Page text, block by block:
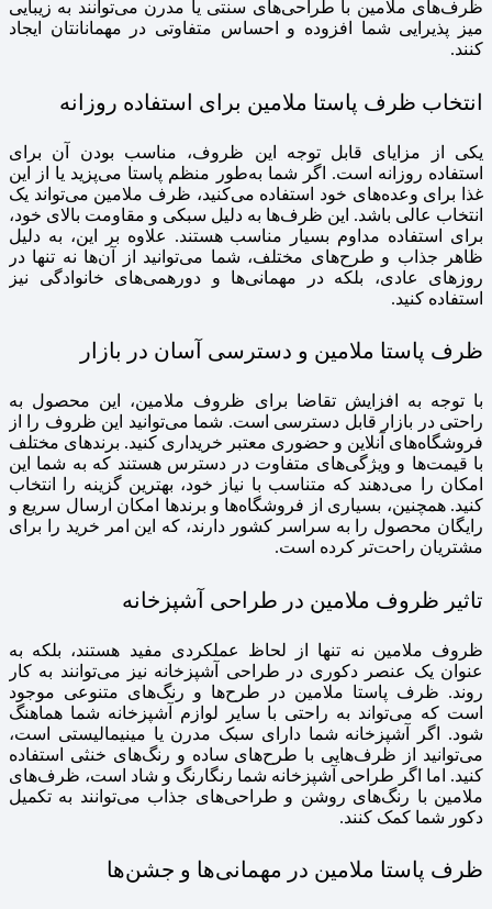
ظرف‌های ملامین با طراحی‌های سنتی یا مدرن می‌توانند به زیبایی
میز پذیرایی شما افزوده و احساس متفاوتی در مهمانانتان ایجاد
کنند.
انتخاب ظرف پاستا ملامین برای استفاده روزانه
یکی از مزایای قابل توجه این ظروف، مناسب بودن آن برای
استفاده روزانه است. اگر شما به‌طور منظم پاستا می‌پزید یا از این
غذا برای وعده‌های خود استفاده می‌کنید، ظرف ملامین می‌تواند یک
انتخاب عالی باشد. این ظرف‌ها به دلیل سبکی و مقاومت بالای خود،
برای استفاده مداوم بسیار مناسب هستند. علاوه بر این، به دلیل
ظاهر جذاب و طرح‌های مختلف، شما می‌توانید از آن‌ها نه تنها در
روزهای عادی، بلکه در مهمانی‌ها و دورهمی‌های خانوادگی نیز
استفاده کنید.
ظرف پاستا ملامین و دسترسی آسان در بازار
با توجه به افزایش تقاضا برای ظروف ملامین، این محصول به
راحتی در بازار قابل دسترسی است. شما می‌توانید این ظروف را از
فروشگاه‌های آنلاین و حضوری معتبر خریداری کنید. برندهای مختلف
با قیمت‌ها و ویژگی‌های متفاوت در دسترس هستند که به شما این
امکان را می‌دهند که متناسب با نیاز خود، بهترین گزینه را انتخاب
کنید. همچنین، بسیاری از فروشگاه‌ها و برندها امکان ارسال سریع و
رایگان محصول را به سراسر کشور دارند، که این امر خرید را برای
مشتریان راحت‌تر کرده است.
تاثیر ظروف ملامین در طراحی آشپزخانه
ظروف ملامین نه تنها از لحاظ عملکردی مفید هستند، بلکه به
عنوان یک عنصر دکوری در طراحی آشپزخانه نیز می‌توانند به کار
روند. ظرف پاستا ملامین در طرح‌ها و رنگ‌های متنوعی موجود
است که می‌تواند به راحتی با سایر لوازم آشپزخانه شما هماهنگ
شود. اگر آشپزخانه شما دارای سبک مدرن یا مینیمالیستی است،
می‌توانید از ظرف‌هایی با طرح‌های ساده و رنگ‌های خنثی استفاده
کنید. اما اگر طراحی آشپزخانه شما رنگارنگ و شاد است، ظرف‌های
ملامین با رنگ‌های روشن و طراحی‌های جذاب می‌توانند به تکمیل
دکور شما کمک کنند.
ظرف پاستا ملامین در مهمانی‌ها و جشن‌ها